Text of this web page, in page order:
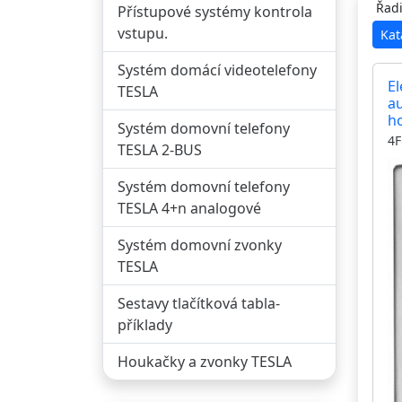
Přístupové systémy kontrola
vstupu.
Systém domácí videotelefony
TESLA
Systém domovní telefony
TESLA 2-BUS
Systém domovní telefony
TESLA 4+n analogové
Systém domovní zvonky
TESLA
Sestavy tlačítková tabla-
příklady
Houkačky a zvonky TESLA